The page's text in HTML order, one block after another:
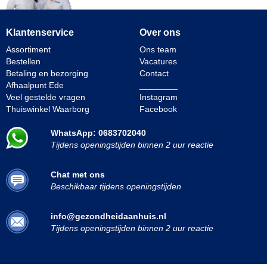
Klantenservice
Assortiment
Bestellen
Betaling en bezorging
Afhaalpunt Ede
Veel gestelde vragen
Thuiswinkel Waarborg
Over ons
Ons team
Vacatures
Contact
Instagram
Facebook
WhatsApp: 0683702040
Tijdens openingstijden binnen 2 uur reactie
Chat met ons
Beschikbaar tijdens openingstijden
info@gezondheidaanhuis.nl
Tijdens openingstijden binnen 2 uur reactie